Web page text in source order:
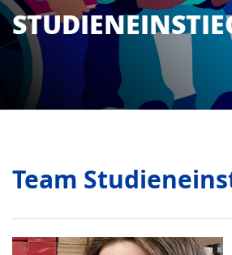
Team